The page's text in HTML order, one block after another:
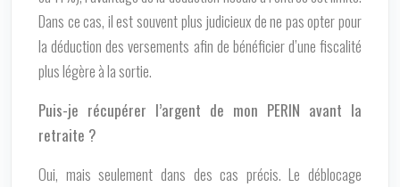
Dans ce cas, il est souvent plus judicieux de ne pas opter pour
la déduction des versements afin de bénéficier d’une fiscalité
plus légère à la sortie.
Puis-je récupérer l’argent de mon PERIN avant la
retraite ?
Oui, mais seulement dans des cas précis. Le déblocage